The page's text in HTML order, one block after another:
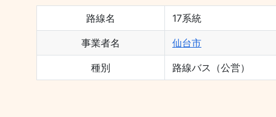
路線名 17系統
事業者名 仙台市
種別 路線バス（公営）